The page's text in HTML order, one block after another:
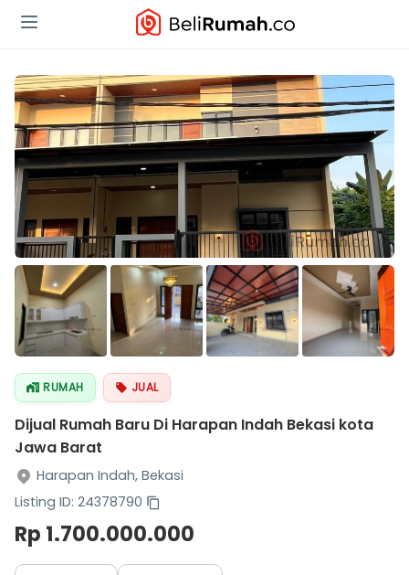
RUMAH JUAL
Dijual Rumah Baru Di Harapan Indah Bekasi kota
Jawa Barat
Harapan Indah, Bekasi
Listing ID: 24378790
Rp 1.700.000.000